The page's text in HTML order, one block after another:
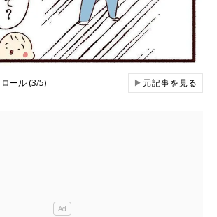
ール (3/5) ▶元記事を見る